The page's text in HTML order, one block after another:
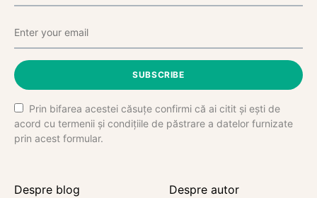
SUBSCRIBE
Prin bifarea acestei căsuțe confirmi că ai citit și ești de
acord cu termenii și condițiile de păstrare a datelor furnizate
prin acest formular.
Despre blog Despre autor